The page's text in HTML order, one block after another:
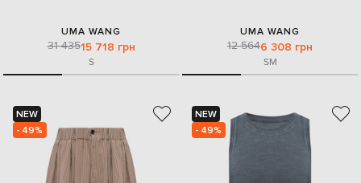
UMA WANG
31 43515 718 грн
S
UMA WANG
12 5646 308 грн
SM
NEW
- 49%
NEW
- 49%